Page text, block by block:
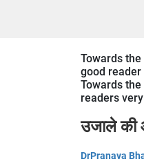
Towards
good
Towards
readers
उजाले
DrPranava